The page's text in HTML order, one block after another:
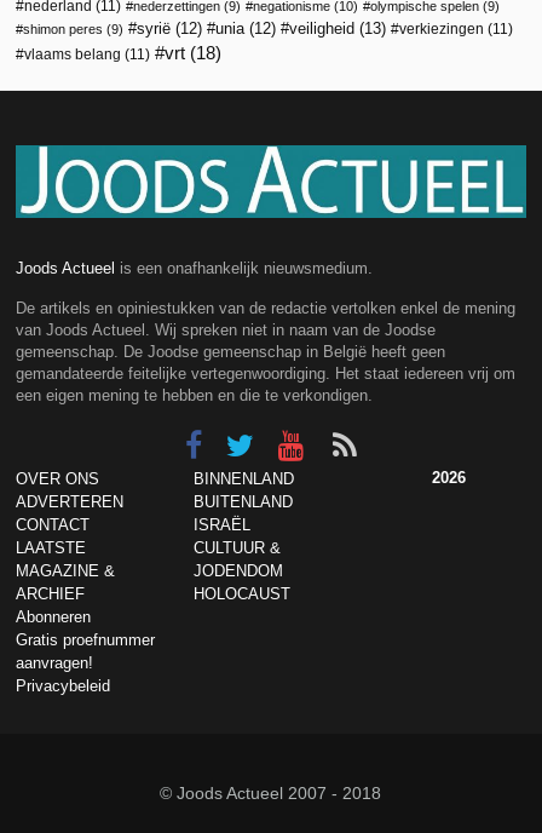
nederland (11) nederzettingen (9) negationisme (10) olympische spelen (9)
shimon peres (9) syrië (12) unia (12) veiligheid (13) verkiezingen (11)
vlaams belang (11) vrt (18)
Joods Actueel is een onafhankelijk nieuwsmedium.
De artikels en opiniestukken van de redactie vertolken enkel de mening
van Joods Actueel. Wij spreken niet in naam van de Joodse
gemeenschap. De Joodse gemeenschap in België heeft geen
gemandateerde feitelijke vertegenwoordiging. Het staat iedereen vrij om
een eigen mening te hebben en die te verkondigen.
OVER ONS
ADVERTEREN
CONTACT
LAATSTE
MAGAZINE &
ARCHIEF
Abonneren
Gratis proefnummer
aanvragen!
Privacybeleid
BINNENLAND
BUITENLAND
ISRAËL
CULTUUR &
JODENDOM
HOLOCAUST
2026
© Joods Actueel 2007 - 2018